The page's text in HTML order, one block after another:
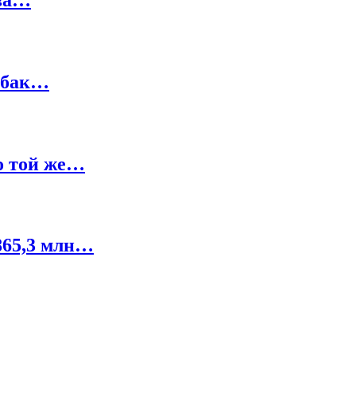
той же…
млн…